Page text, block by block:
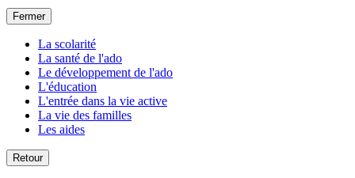
Fermer
La scolarité
La santé de l'ado
Le développement de l'ado
L'éducation
L'entrée dans la vie active
La vie des familles
Les aides
Retour